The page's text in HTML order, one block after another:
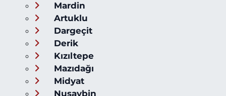
Mardin
Artuklu
Dargeçit
Derik
Kızıltepe
Mazıdağı
Midyat
Nusaybin